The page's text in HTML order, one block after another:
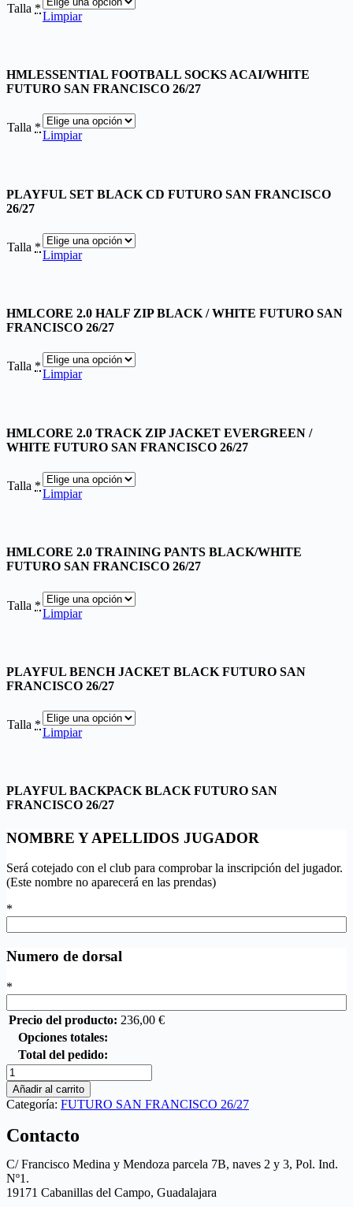
Talla *
Limpiar
HMLESSENTIAL FOOTBALL SOCKS ACAI/WHITE
FUTURO SAN FRANCISCO 26/27
Talla *
Limpiar
PLAYFUL SET BLACK CD FUTURO SAN FRANCISCO
26/27
Talla *
Limpiar
HMLCORE 2.0 HALF ZIP BLACK / WHITE FUTURO SAN
FRANCISCO 26/27
Talla *
Limpiar
HMLCORE 2.0 TRACK ZIP JACKET EVERGREEN /
WHITE FUTURO SAN FRANCISCO 26/27
Talla *
Limpiar
HMLCORE 2.0 TRAINING PANTS BLACK/WHITE
FUTURO SAN FRANCISCO 26/27
Talla *
Limpiar
PLAYFUL BENCH JACKET BLACK FUTURO SAN
FRANCISCO 26/27
Talla *
Limpiar
PLAYFUL BACKPACK BLACK FUTURO SAN
FRANCISCO 26/27
NOMBRE Y APELLIDOS JUGADOR
Será cotejado con el club para comprobar la inscripción del jugador.
(Este nombre no aparecerá en las prendas)
*
Numero de dorsal
*
Precio del producto: 236,00 €
Opciones totales:
Total del pedido:
Añadir al carrito
Categoría: FUTURO SAN FRANCISCO 26/27
Contacto
C/ Francisco Medina y Mendoza parcela 7B, naves 2 y 3, Pol. Ind.
Nº1.
19171 Cabanillas del Campo, Guadalajara